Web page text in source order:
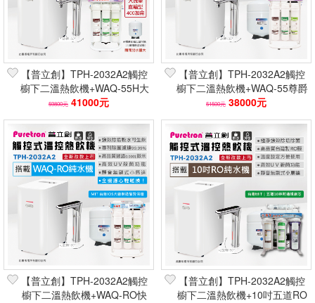
【普立創】TPH-2032A2觸控
櫥下二溫熱飲機+WAQ-55H大
流量直輸淨水器(UV殺菌生飲)
59800元 41000元
【普立創】TPH-2032A2觸控
櫥下二溫熱飲機+WAQ-55尊爵
特濾淨水器(UV殺菌除垢生飲)
51500元 38000元
【普立創】TPH-2032A2觸控
櫥下二溫熱飲機+WAQ-RO快
【普立創】TPH-2032A2觸控
櫥下二溫熱飲機+10吋五道RO